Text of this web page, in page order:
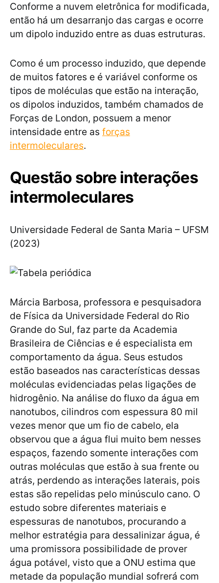
Conforme a nuvem eletrônica for modificada,
então há um desarranjo das cargas e ocorre
um dipolo induzido entre as duas estruturas.
Como é um processo induzido, que depende
de muitos fatores e é variável conforme os
tipos de moléculas que estão na interação,
os dipolos induzidos, também chamados de
Forças de London, possuem a menor
intensidade entre as forças
intermoleculares.
Questão sobre interações
intermoleculares
Universidade Federal de Santa Maria – UFSM
(2023)
Márcia Barbosa, professora e pesquisadora
de Física da Universidade Federal do Rio
Grande do Sul, faz parte da Academia
Brasileira de Ciências e é especialista em
comportamento da água. Seus estudos
estão baseados nas características dessas
moléculas evidenciadas pelas ligações de
hidrogênio. Na análise do fluxo da água em
nanotubos, cilindros com espessura 80 mil
vezes menor que um fio de cabelo, ela
observou que a água flui muito bem nesses
espaços, fazendo somente interações com
outras moléculas que estão à sua frente ou
atrás, perdendo as interações laterais, pois
estas são repelidas pelo minúsculo cano. O
estudo sobre diferentes materiais e
espessuras de nanotubos, procurando a
melhor estratégia para dessalinizar água, é
uma promissora possibilidade de prover
água potável, visto que a ONU estima que
metade da população mundial sofrerá com